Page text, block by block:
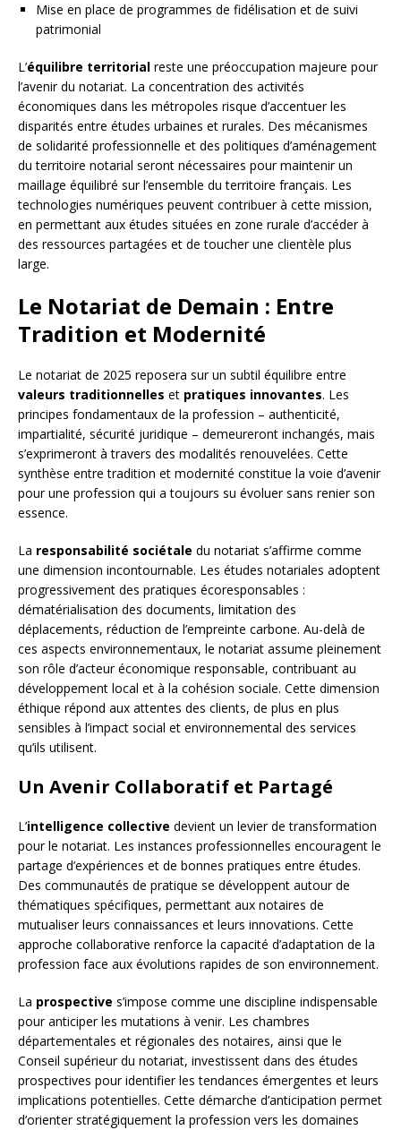
Mise en place de programmes de fidélisation et de suivi
patrimonial
L’équilibre territorial reste une préoccupation majeure pour
l’avenir du notariat. La concentration des activités
économiques dans les métropoles risque d’accentuer les
disparités entre études urbaines et rurales. Des mécanismes
de solidarité professionnelle et des politiques d’aménagement
du territoire notarial seront nécessaires pour maintenir un
maillage équilibré sur l’ensemble du territoire français. Les
technologies numériques peuvent contribuer à cette mission,
en permettant aux études situées en zone rurale d’accéder à
des ressources partagées et de toucher une clientèle plus
large.
Le Notariat de Demain : Entre
Tradition et Modernité
Le notariat de 2025 reposera sur un subtil équilibre entre
valeurs traditionnelles et pratiques innovantes. Les
principes fondamentaux de la profession – authenticité,
impartialité, sécurité juridique – demeureront inchangés, mais
s’exprimeront à travers des modalités renouvelées. Cette
synthèse entre tradition et modernité constitue la voie d’avenir
pour une profession qui a toujours su évoluer sans renier son
essence.
La responsabilité sociétale du notariat s’affirme comme
une dimension incontournable. Les études notariales adoptent
progressivement des pratiques écoresponsables :
dématérialisation des documents, limitation des
déplacements, réduction de l’empreinte carbone. Au-delà de
ces aspects environnementaux, le notariat assume pleinement
son rôle d’acteur économique responsable, contribuant au
développement local et à la cohésion sociale. Cette dimension
éthique répond aux attentes des clients, de plus en plus
sensibles à l’impact social et environnemental des services
qu’ils utilisent.
Un Avenir Collaboratif et Partagé
L’intelligence collective devient un levier de transformation
pour le notariat. Les instances professionnelles encouragent le
partage d’expériences et de bonnes pratiques entre études.
Des communautés de pratique se développent autour de
thématiques spécifiques, permettant aux notaires de
mutualiser leurs connaissances et leurs innovations. Cette
approche collaborative renforce la capacité d’adaptation de la
profession face aux évolutions rapides de son environnement.
La prospective s’impose comme une discipline indispensable
pour anticiper les mutations à venir. Les chambres
départementales et régionales des notaires, ainsi que le
Conseil supérieur du notariat, investissent dans des études
prospectives pour identifier les tendances émergentes et leurs
implications potentielles. Cette démarche d’anticipation permet
d’orienter stratégiquement la profession vers les domaines